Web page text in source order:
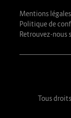
Mentions légales
Politique de
Retrouvez-nous
Tous